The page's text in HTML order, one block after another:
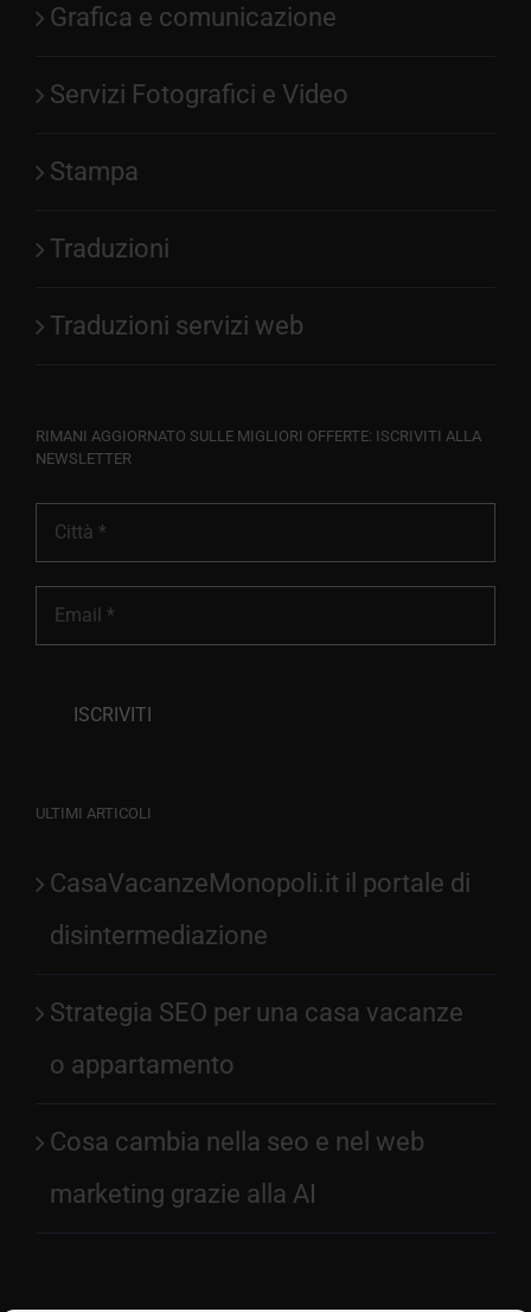
Grafica e comunicazione
Servizi Fotografici e Video
Stampa
Traduzioni
Traduzioni servizi web
RIMANI AGGIORNATO SULLE MIGLIORI OFFERTE: ISCRIVITI ALLA
NEWSLETTER
ULTIMI ARTICOLI
CasaVacanzeMonopoli.it il portale di
disintermediazione
Strategia SEO per una casa vacanze
o appartamento
Cosa cambia nella seo e nel web
marketing grazie alla AI